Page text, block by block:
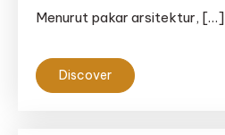
Menurut pakar arsitektur, […]
Discover